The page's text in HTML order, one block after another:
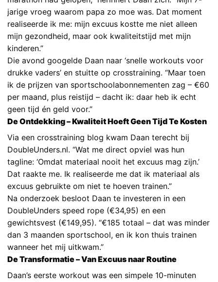
jarige vroeg waarom papa zo moe was. Dat moment
realiseerde ik me: mijn excuus kostte me niet alleen
mijn gezondheid, maar ook kwaliteitstijd met mijn
kinderen.”
Die avond googelde Daan naar ‘snelle workouts voor
drukke vaders’ en stuitte op crosstraining. “Maar toen
ik de prijzen van sportschoolabonnementen zag – €60
per maand, plus reistijd – dacht ik: daar heb ik echt
geen tijd én geld voor.”
De Ontdekking – Kwaliteit Hoeft Geen Tijd Te Kosten
Via een crosstraining blog kwam Daan terecht bij
DoubleUnders.nl. “Wat me direct opviel was hun
tagline: ‘Omdat materiaal nooit het excuus mag zijn.’
Dat raakte me. Ik realiseerde me dat ik materiaal als
excuus gebruikte om niet te hoeven trainen.”
Na onderzoek besloot Daan te investeren in een
DoubleUnders speed rope (€34,95) en een
gewichtsvest (€149,95). “€185 totaal – dat was minder
dan 3 maanden sportschool, en ik kon thuis trainen
wanneer het mij uitkwam.”
De Transformatie – Van Excuus naar Routine
Daan’s eerste workout was een simpele 10-minuten